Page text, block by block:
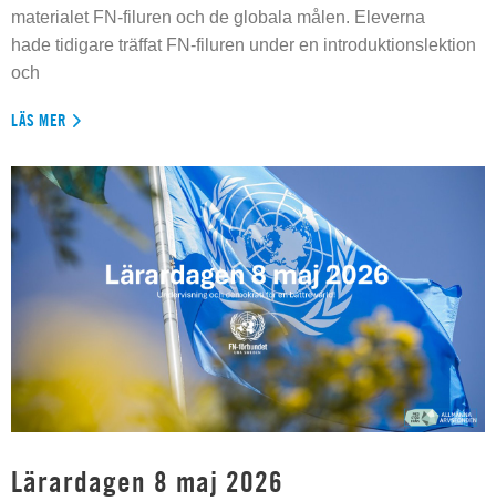
materialet FN-filuren och de globala målen. Eleverna
hade tidigare träffat FN-filuren under en introduktionslektion
och
LÄS MER
Lärardagen 8 maj 2026